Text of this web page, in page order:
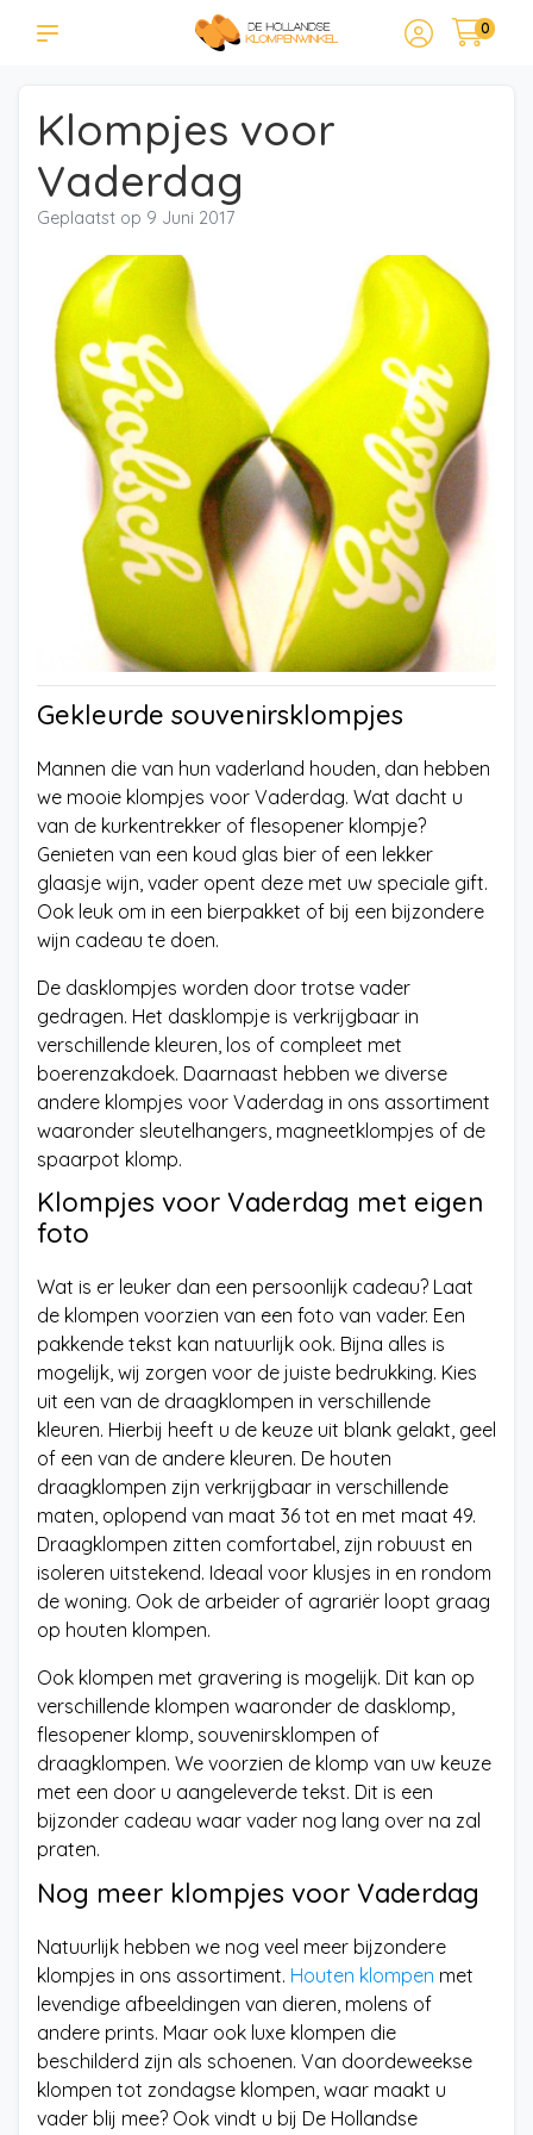
0
Klompjes voor
Vaderdag
Geplaatst op 9 Juni 2017
Gekleurde souvenirsklompjes
Mannen die van hun vaderland houden, dan hebben
we mooie klompjes voor Vaderdag. Wat dacht u
van de kurkentrekker of flesopener klompje?
Genieten van een koud glas bier of een lekker
glaasje wijn, vader opent deze met uw speciale gift.
Ook leuk om in een bierpakket of bij een bijzondere
wijn cadeau te doen.
De dasklompjes worden door trotse vader
gedragen. Het dasklompje is verkrijgbaar in
verschillende kleuren, los of compleet met
boerenzakdoek. Daarnaast hebben we diverse
andere klompjes voor Vaderdag in ons assortiment
waaronder sleutelhangers, magneetklompjes of de
spaarpot klomp.
Klompjes voor Vaderdag met eigen
foto
Wat is er leuker dan een persoonlijk cadeau? Laat
de klompen voorzien van een foto van vader. Een
pakkende tekst kan natuurlijk ook. Bijna alles is
mogelijk, wij zorgen voor de juiste bedrukking. Kies
uit een van de draagklompen in verschillende
kleuren. Hierbij heeft u de keuze uit blank gelakt, geel
of een van de andere kleuren. De houten
draagklompen zijn verkrijgbaar in verschillende
maten, oplopend van maat 36 tot en met maat 49.
Draagklompen zitten comfortabel, zijn robuust en
isoleren uitstekend. Ideaal voor klusjes in en rondom
de woning. Ook de arbeider of agrariër loopt graag
op houten klompen.
Ook klompen met gravering is mogelijk. Dit kan op
verschillende klompen waaronder de dasklomp,
flesopener klomp, souvenirsklompen of
draagklompen. We voorzien de klomp van uw keuze
met een door u aangeleverde tekst. Dit is een
bijzonder cadeau waar vader nog lang over na zal
praten.
Nog meer klompjes voor Vaderdag
Natuurlijk hebben we nog veel meer bijzondere
klompjes in ons assortiment. Houten klompen met
levendige afbeeldingen van dieren, molens of
andere prints. Maar ook luxe klompen die
beschilderd zijn als schoenen. Van doordeweekse
klompen tot zondagse klompen, waar maakt u
vader blij mee? Ook vindt u bij De Hollandse